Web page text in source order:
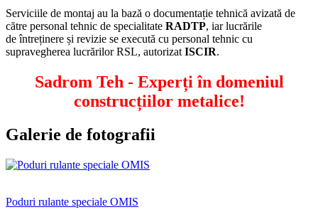
Serviciile de montaj au la bază o documentație tehnică avizată de
către personal tehnic de specialitate RADTP, iar lucrările
de întreținere și revizie se execută cu personal tehnic cu
supravegherea lucrărilor RSL, autorizat ISCIR.
Sadrom Teh - Experți în domeniul
construcțiilor metalice!
Galerie de fotografii
Poduri rulante speciale OMIS